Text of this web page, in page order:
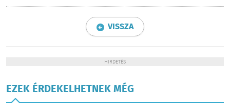
VISSZA
HIRDETÉS
EZEK ÉRDEKELHETNEK MÉG